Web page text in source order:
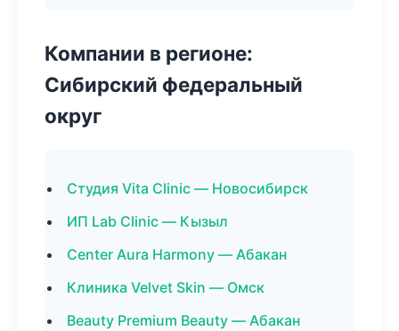
Компании в регионе:
Сибирский федеральный
округ
Студия Vita Clinic — Новосибирск
ИП Lab Clinic — Кызыл
Center Aura Harmony — Абакан
Клиника Velvet Skin — Омск
Beauty Premium Beauty — Абакан